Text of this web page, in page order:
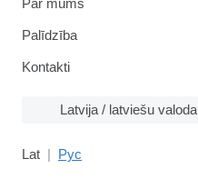
Palīdzība
Kontakti
Latvija / latviešu valoda
Lat Рус